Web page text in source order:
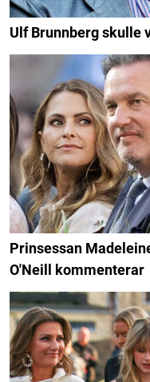
Ulf Brunnberg skulle
Prinsessan
O'Neill kommenterar